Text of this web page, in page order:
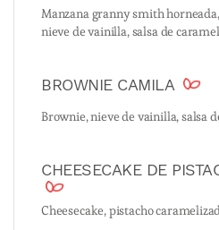
Manzana granny smith
nieve de vainilla, salsa de
BROWNIE CAMILA
Brownie, nieve de vainilla, salsa
CHEESECAKE DE
Cheesecake, pistacho